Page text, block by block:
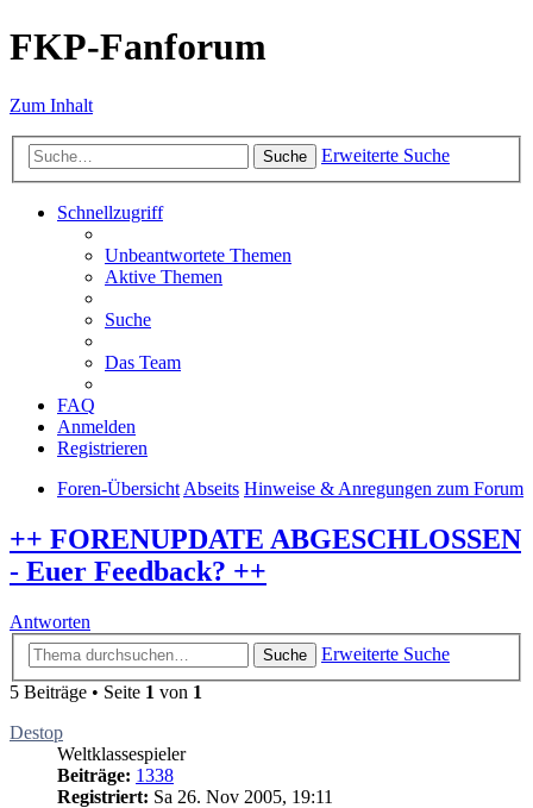
FKP-Fanforum
Zum Inhalt
Suche Erweiterte Suche
Schnellzugriff
Unbeantwortete Themen
Aktive Themen
Suche
Das Team
FAQ
Anmelden
Registrieren
Foren-ÜbersichtAbseits Hinweise & Anregungen zum Forum
++ FORENUPDATE ABGESCHLOSSEN
- Euer Feedback? ++
Antworten
Suche
Erweiterte Suche
5 Beiträge • Seite 1 von 1
Destop
Weltklassespieler
Beiträge: 1338
Registriert: Sa 26. Nov 2005, 19:11